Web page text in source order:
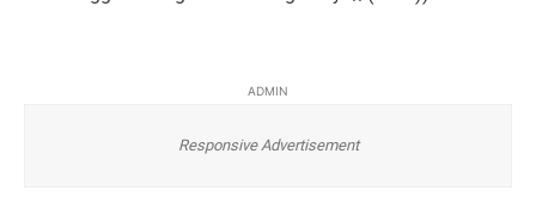
ADMIN
Responsive Advertisement